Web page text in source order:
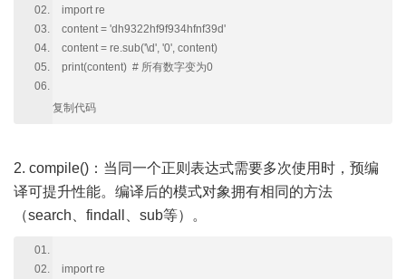
import re
content = 'dh9322hf9f934hfnf39d'
content = re.sub('\d', '0', content)
print(content) # 所有数字变为0
复制代码
2. compile()：当同一个正则表达式需要多次使用时，预编
译可提升性能。编译后的模式对象拥有相同的方法
（search、findall、sub等）。
import re